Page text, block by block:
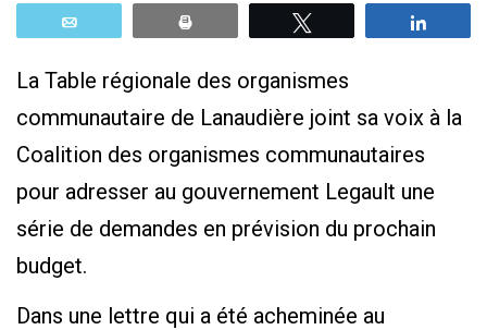
La Table régionale des organismes
communautaire de Lanaudière joint sa voix à la
Coalition des organismes communautaires
pour adresser au gouvernement Legault une
série de demandes en prévision du prochain
budget.
Dans une lettre qui a été acheminée au